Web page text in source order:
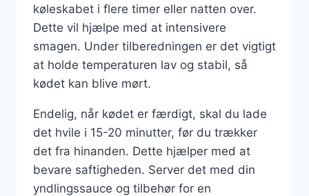
køleskabet i flere timer eller natten over.
Dette vil hjælpe med at intensivere
smagen. Under tilberedningen er det vigtigt
at holde temperaturen lav og stabil, så
kødet kan blive mørt.
Endelig, når kødet er færdigt, skal du lade
det hvile i 15-20 minutter, før du trækker
det fra hinanden. Dette hjælper med at
bevare saftigheden. Server det med din
yndlingssauce og tilbehør for en